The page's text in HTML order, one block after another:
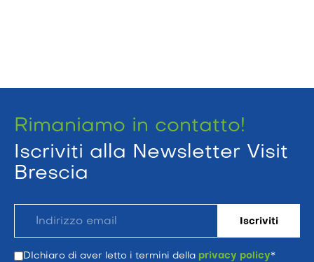
Rimaniamo in contatto!
Iscriviti alla Newsletter Visit
Brescia
DIchiaro di aver letto i termini della privacy policy*